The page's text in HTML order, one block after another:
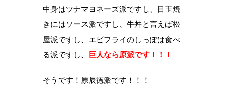
中身はツナマヨネーズ派ですし、目玉焼
きにはソース派ですし、牛丼と言えば松
屋派ですし、エビフライのしっぽは食べ
る派ですし、 巨人なら原派です！！！
そうです！原辰徳派です！！！